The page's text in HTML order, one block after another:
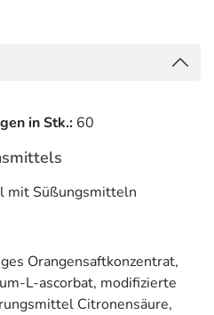
für das
Tabletten
für das Immunsystem,
Eisen, Kupfer und Zink.*
(Vitamin B2), Zink, Selen,
bei,die Zellen vor
in Stk.: 60
mit Süßungsmitteln
Orangensaftkonzentrat,
L-ascorbat, modifizierte
Citronensäure,